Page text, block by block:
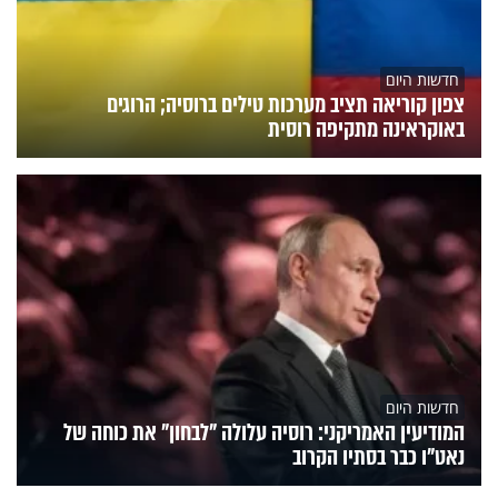
חדשות היום
צפון קוריאה תציב מערכות טילים ברוסיה; הרוגים
באוקראינה מתקיפה רוסית
חדשות היום
המודיעין האמריקני: רוסיה עלולה "לבחון" את כוחה של
נאט"ו כבר בסתיו הקרוב